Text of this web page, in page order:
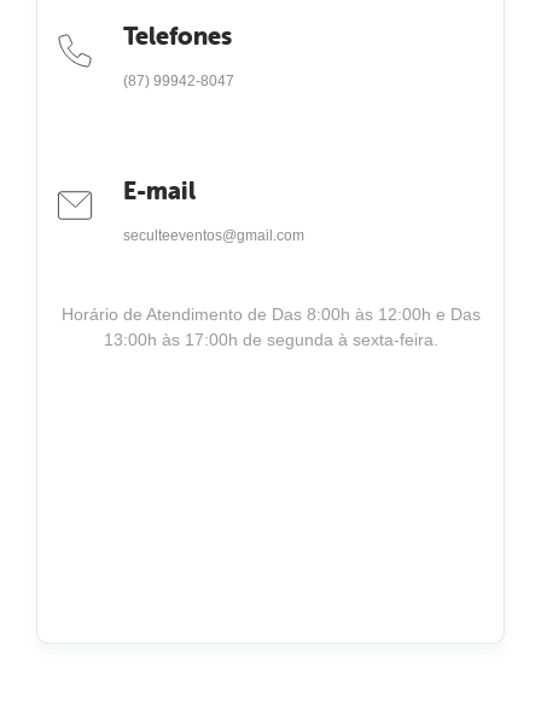
Telefones
(87) 99942-8047
E-mail
seculteeventos@gmail.com
Horário de Atendimento de Das 8:00h às 12:00h e Das
13:00h às 17:00h de segunda à sexta-feira.